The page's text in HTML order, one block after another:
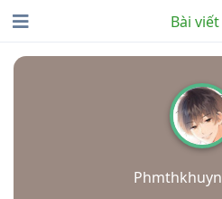
Phmthkhuyn
Bài viết